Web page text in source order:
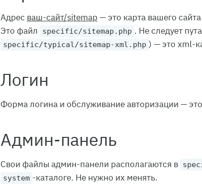
Адрес ваш-сайт/sitemap — это карта вашего
Это файл
specific/sitemap.php . Не следует
specific/typical/sitemap-xml.php ) — это xml-
Логин
Форма логина и обслуживание авторизации —
Админ-панель
Свои файлы админ-панели располагаются в
system -каталоге. Не нужно их менять.